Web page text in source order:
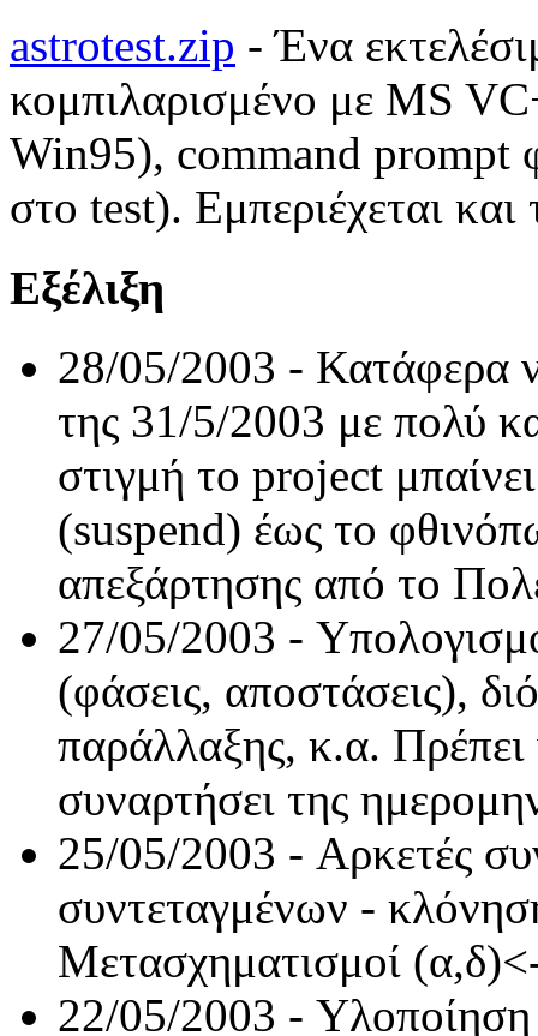
astrotest.zip -Ένα
κομπιλαρισμένο με MS
Win95), command prompt
στο test). Εμπεριέχεται
Εξέλιξη
28/05/2003 - Κατάφερα
της 31/5/2003 με πολύ
στιγμή το project
(suspend) έως το
απεξάρτησης από το
27/05/2003 -
(φάσεις, αποστάσεις),
παράλλαξης, κ.α.
συναρτήσει της
25/05/2003 - Αρκετές
συντεταγμένων -
Μετασχηματισμοί
22/05/2003 - Υλοποίηση